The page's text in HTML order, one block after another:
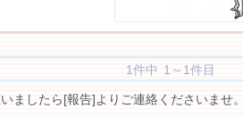
1件中 1～1件目
ましたら[報告]よりご連絡くださいませ。